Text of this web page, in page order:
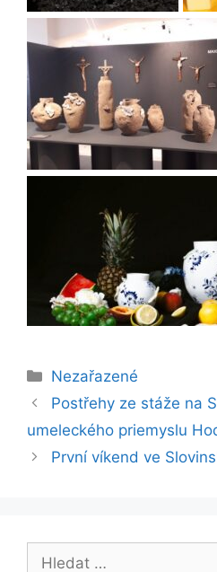
Rubriky
Nezařazené
Postřehy ze stáže na
umeleckého priemyslu
První víkend ve
Hledat: